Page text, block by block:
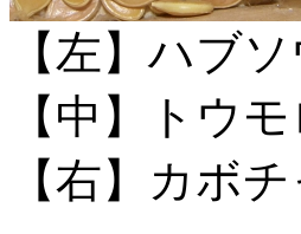
【左】ハブ
【中】トウ
【右】カボ